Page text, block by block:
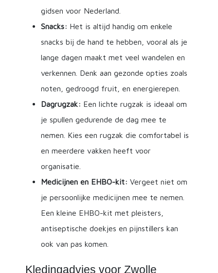
gidsen voor Nederland.
Snacks: Het is altijd handig om enkele
snacks bij de hand te hebben, vooral als je
lange dagen maakt met veel wandelen en
verkennen. Denk aan gezonde opties zoals
noten, gedroogd fruit, en energierepen.
Dagrugzak: Een lichte rugzak is ideaal om
je spullen gedurende de dag mee te
nemen. Kies een rugzak die comfortabel is
en meerdere vakken heeft voor
organisatie.
Medicijnen en EHBO-kit: Vergeet niet om
je persoonlijke medicijnen mee te nemen.
Een kleine EHBO-kit met pleisters,
antiseptische doekjes en pijnstillers kan
ook van pas komen.
Kledingadvies voor Zwolle